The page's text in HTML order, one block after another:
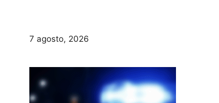
7 agosto, 2026